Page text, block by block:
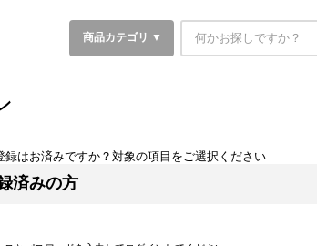
商品カテゴリ ▼
録はお済みですか？対象の項目をご選択ください
済みの方